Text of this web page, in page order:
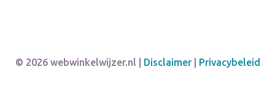
© 2026 webwinkelwijzer.nl | Disclaimer| Privacybeleid